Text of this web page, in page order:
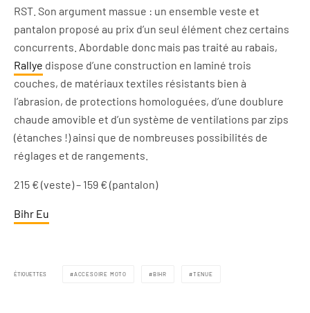
RST. Son argument massue : un ensemble veste et
pantalon proposé au prix d’un seul élément chez certains
concurrents. Abordable donc mais pas traité au rabais,
Rallye dispose d’une construction en laminé trois
couches, de matériaux textiles résistants bien à
l’abrasion, de protections homologuées, d’une doublure
chaude amovible et d’un système de ventilations par zips
(étanches !) ainsi que de nombreuses possibilités de
réglages et de rangements.
215 € (veste) – 159 € (pantalon)
Bihr Eu
ÉTIQUETTES ACCESOIRE MOTO BIHR TENUE